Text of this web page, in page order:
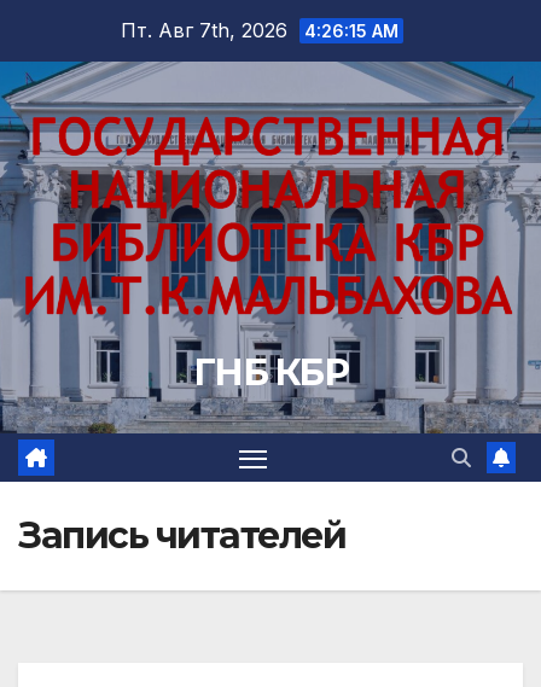
содержимому
Пт. Авг 7th, 2026 4:26:16 AM
ГНБ КБР
Запись читателей